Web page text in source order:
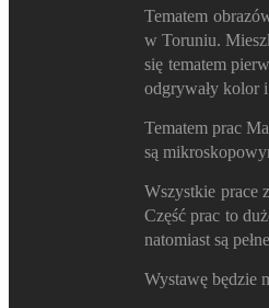
Tematem
w Toruniu.
się tematem
odgrywały kolor
Tematem prac
są
Wszystkie prace
Część prac to
natomiast są
Wystawę będzie